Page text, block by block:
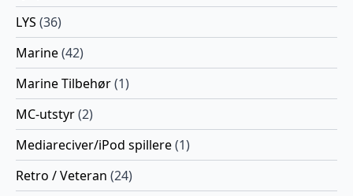
LYS (36)
Marine(42)
Marine Tilbehør(1)
MC-utstyr(2)
Mediareciver/iPod spillere(1)
Retro / Veteran (24)